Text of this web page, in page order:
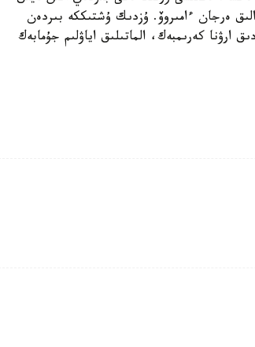
ەرجان ءامىروۆ. ۇزدىك ۇشتىككە بىردەن
ارۋنا كەرىمبەك، الماتىلىق اياۋلىم جۇمابەك